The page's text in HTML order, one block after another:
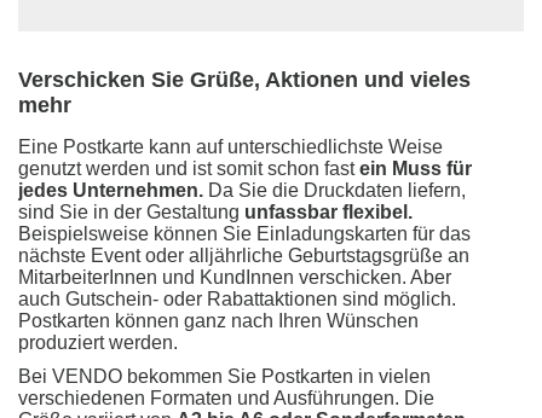
Verschicken Sie Grüße, Aktionen und vieles
mehr
Eine Postkarte kann auf unterschiedlichste Weise
genutzt werden und ist somit schon fastein Muss für
jedes Unternehmen. Da Sie die Druckdaten liefern,
sind Sie in der Gestaltung unfassbar flexibel.
Beispielsweise können Sie Einladungskarten für das
nächste Event oder alljährliche Geburtstagsgrüße an
MitarbeiterInnen und KundInnen verschicken. Aber
auch Gutschein- oder Rabattaktionen sind möglich.
Postkarten können ganz nach Ihren Wünschen
produziert werden.
Bei VENDO bekommen Sie Postkarten in vielen
verschiedenen Formaten und Ausführungen. Die